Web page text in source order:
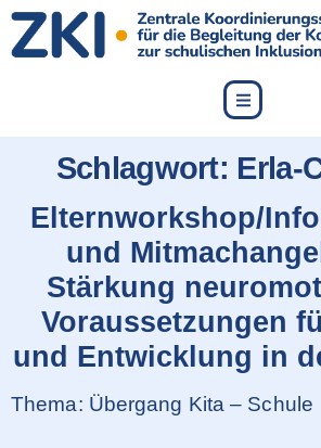
content
Schlagwort: Erla-
Elternworkshop/
und
Stärkung
Voraussetzungen
und Entwicklung in
Thema: Übergang Kita – Schule